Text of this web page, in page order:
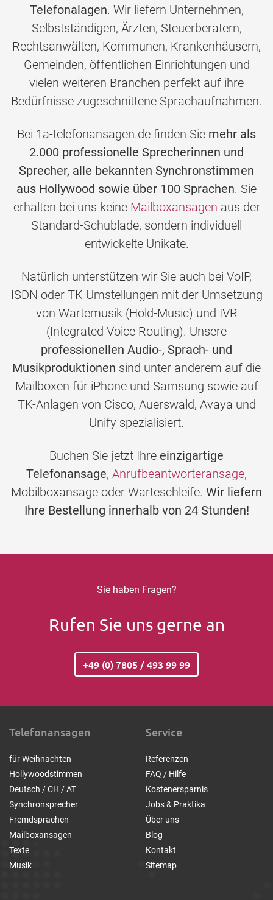
Telefonalagen. Wir liefern Unternehmen,
Selbstständigen, Ärzten, Steuerberatern,
Rechtsanwälten, Kommunen, Krankenhäusern,
Gemeinden, öffentlichen Einrichtungen und
vielen weiteren Branchen perfekt auf ihre
Bedürfnisse zugeschnittene Sprachaufnahmen.
Bei 1a-telefonansagen.de finden Sie mehr als
2.000 professionelle Sprecherinnen und
Sprecher, alle bekannten Synchronstimmen
aus Hollywood sowie über 100 Sprachen. Sie
erhalten bei uns keine Mailboxansagen aus der
Standard-Schublade, sondern individuell
entwickelte Unikate.
Natürlich unterstützen wir Sie auch bei VoIP,
ISDN oder TK-Umstellungen mit der Umsetzung
von Wartemusik (Hold-Music) und IVR
(Integrated Voice Routing). Unsere
professionellen Audio-, Sprach- und
Musikproduktionen sind unter anderem auf die
Mailboxen für iPhone und Samsung sowie auf
TK-Anlagen von Cisco, Auerswald, Avaya und
Unify spezialisiert.
Buchen Sie jetzt Ihre einzigartige
Telefonansage, Anrufbeantworteransage,
Mobilboxansage oder Warteschleife. Wir liefern
Ihre Bestellung innerhalb von 24 Stunden!
Sie haben Fragen?
Rufen Sie uns gerne an
+49 (0) 7805 / 493 99 99
Telefonansagen
für Weihnachten
Hollywoodstimmen
Deutsch / CH / AT
Synchronsprecher
Fremdsprachen
Mailboxansagen
Texte
Musik
Service
Referenzen
FAQ / Hilfe
Kostenersparnis
Jobs & Praktika
Über uns
Blog
Kontakt
Sitemap